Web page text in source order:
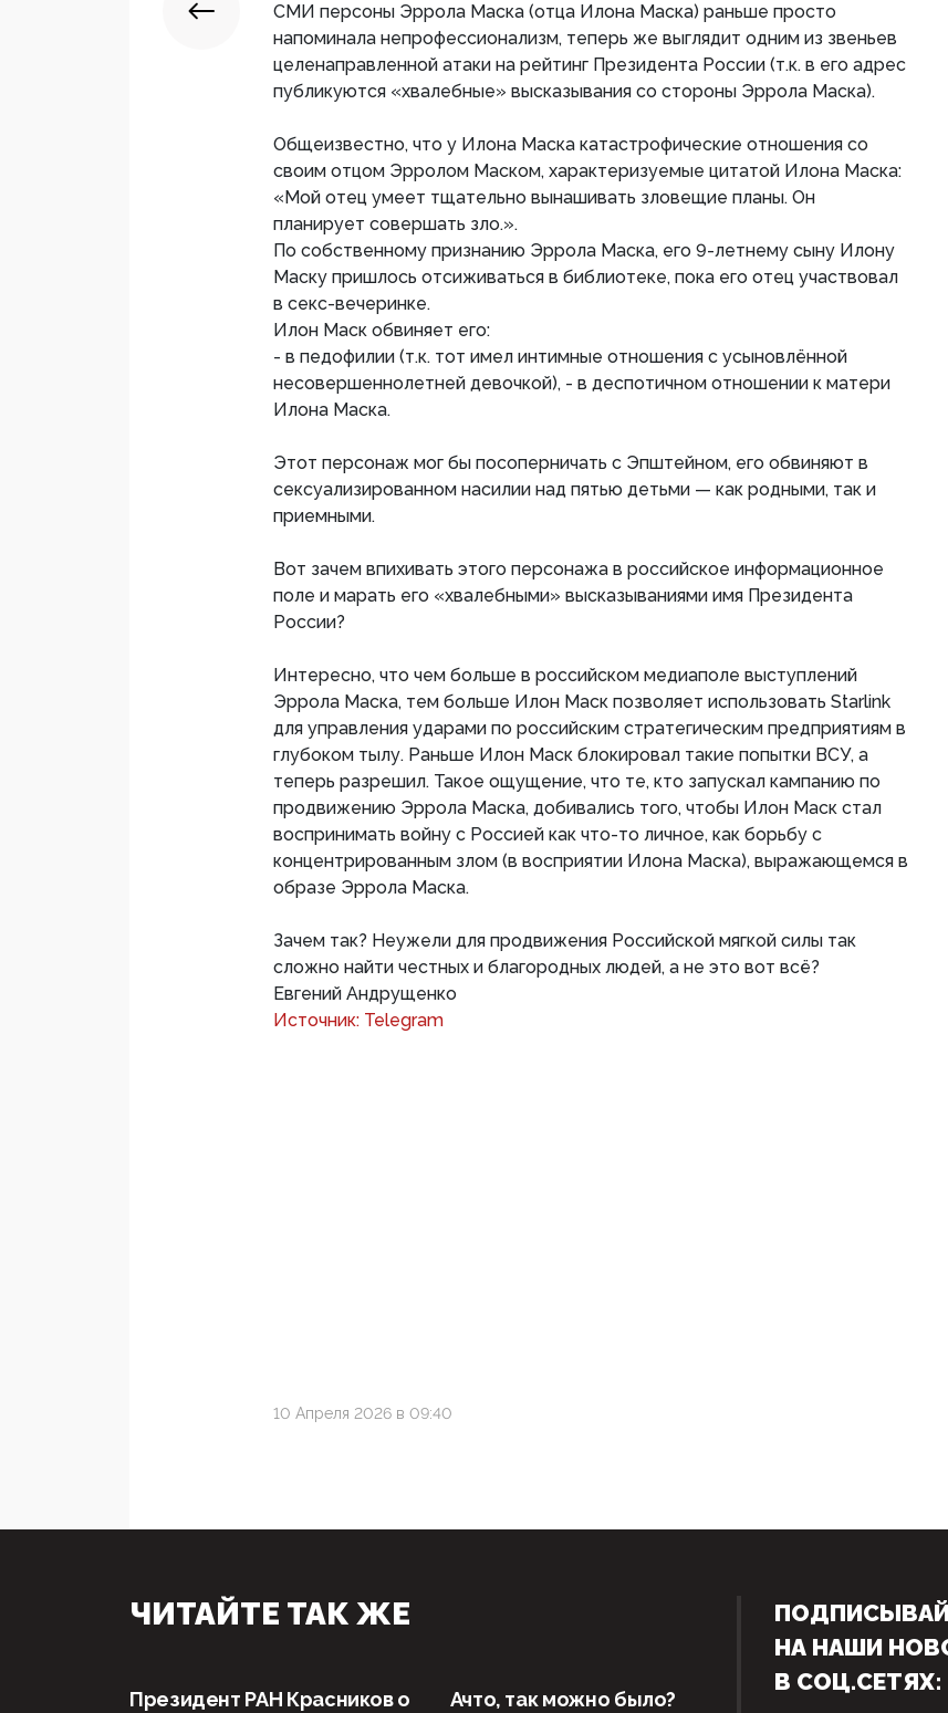
СМИ персоны Эррола Маска (отца Илона Маска) раньше просто
напоминала непрофессионализм, теперь же выглядит одним из звеньев
целенаправленной атаки на рейтинг Президента России (т.к. в его адрес
публикуются «хвалебные» высказывания со стороны Эррола Маска).
Общеизвестно, что у Илона Маска катастрофические отношения со
своим отцом Эрролом Маском, характеризуемые цитатой Илона Маска:
«Мой отец умеет тщательно вынашивать зловещие планы. Он
планирует совершать зло.».
По собственному признанию Эррола Маска, его 9-летнему сыну Илону
Маску пришлось отсиживаться в библиотеке, пока его отец участвовал
в секс-вечеринке.
Илон Маск обвиняет его:
- в педофилии (т.к. тот имел интимные отношения с усыновлëнной
несовершеннолетней девочкой), - в деспотичном отношении к матери
Илона Маска.
Этот персонаж мог бы посоперничать с Эпштейном, его обвиняют в
сексуализированном насилии над пятью детьми — как родными, так и
приемными.
Вот зачем впихивать этого персонажа в российское информационное
поле и марать его «хвалебными» высказываниями имя Президента
России?
Интересно, что чем больше в российском медиаполе выступлений
Эррола Маска, тем больше Илон Маск позволяет использовать Starlink
для управления ударами по российским стратегическим предприятиям в
глубоком тылу. Раньше Илон Маск блокировал такие попытки ВСУ, а
теперь разрешил. Такое ощущение, что те, кто запускал кампанию по
продвижению Эррола Маска, добивались того, чтобы Илон Маск стал
воспринимать войну с Россией как что-то личное, как борьбу с
концентрированным злом (в восприятии Илона Маска), выражающемся в
образе Эррола Маска.
Зачем так? Неужели для продвижения Российской мягкой силы так
сложно найти честных и благородных людей, а не это вот всë?
Евгений Андрущенко
Источник: Telegram
10 Апреля 2026 в 09:40
ЧИТАЙТЕ ТАК ЖЕ
Президент РАН Красников о
Ачто, так можно было?
НА НАШИ
В СОЦ.СЕТЯХ: